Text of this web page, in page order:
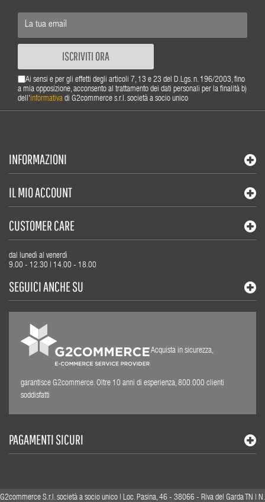
ISCRIVITI ORA
Ai sensi e per gli effetti degli articoli 7, 13 e 23 del D.Lgs. n. 196/2003, fino
a mia opposizione, acconsento al trattamento dei dati personali per la finalità b)
dell'informativa di G2commerce s.r.l. società a socio unico
INFORMAZIONI
IL MIO ACCOUNT
CUSTOMER CARE
dal lunedì al venerdì
9.00 - 12.30 | 14.00 - 18.00
SEGUICI ANCHE SU
Acquista in sicurezza,
garantisce G2commerce. Oltre 10 anni di esperienza, 800.000 clienti
soddisfatti
PAGAMENTI SICURI
G2commerce S.r.l. società a socio unico | Loc. Pasina, 46 - 38066 - Riva del Garda TN | N.